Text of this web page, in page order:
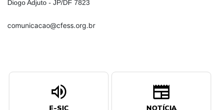
Diogo Adjuto - JP/DF 7823
comunicacao@cfess.org.br
volume_up
E-SIC
newspaper
NOTÍCIA